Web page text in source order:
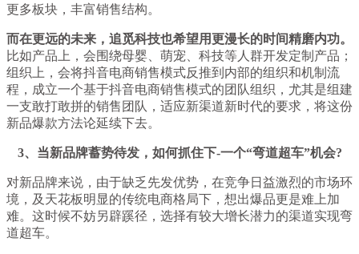
更多板块，丰富销售结构。
而在更远的未来，追觅科技也希望用更漫长的时间精磨内功。
比如产品上，会围绕母婴、萌宠、科技等人群开发定制产品；
组织上，会将抖音电商销售模式反推到内部的组织和机制流
程，成立一个基于抖音电商销售模式的团队组织，尤其是组建
一支敢打敢拼的销售团队，适应新渠道新时代的要求，将这份
新品爆款方法论延续下去。
3、当新品牌蓄势待发，如何抓住下-一个“弯道超车”机会?
对新品牌来说，由于缺乏先发优势，在竞争日益激烈的市场环
境，及天花板明显的传统电商格局下，想出爆品更是难上加
难。这时候不妨另辟蹊径，选择有较大增长潜力的渠道实现弯
道超车。